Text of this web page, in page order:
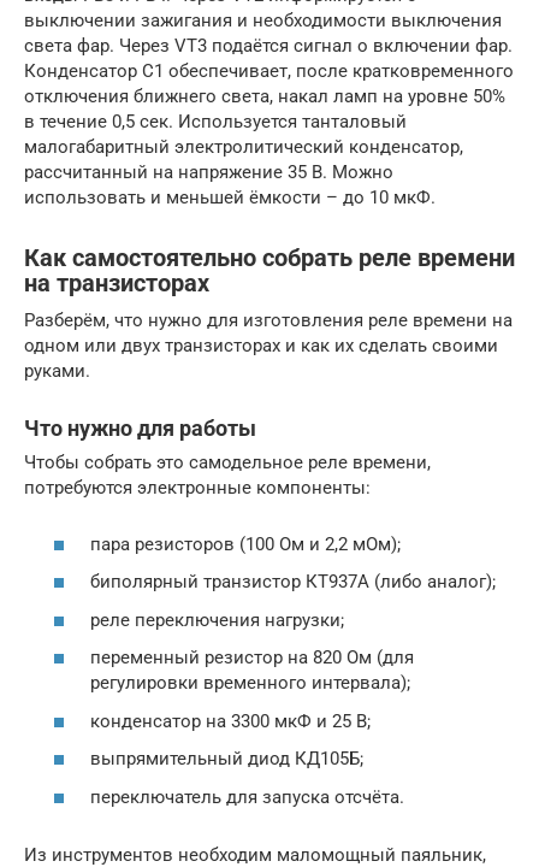
выключении зажигания и необходимости выключения
света фар. Через VT3 подаётся сигнал о включении фар.
Конденсатор C1 обеспечивает, после кратковременного
отключения ближнего света, накал ламп на уровне 50%
в течение 0,5 сек. Используется танталовый
малогабаритный электролитический конденсатор,
рассчитанный на напряжение 35 В. Можно
использовать и меньшей ёмкости – до 10 мкФ.
Как самостоятельно собрать реле времени
на транзисторах
Разберём, что нужно для изготовления реле времени на
одном или двух транзисторах и как их сделать своими
руками.
Что нужно для работы
Чтобы собрать это самодельное реле времени,
потребуются электронные компоненты:
пара резисторов (100 Ом и 2,2 мОм);
биполярный транзистор КТ937А (либо аналог);
реле переключения нагрузки;
переменный резистор на 820 Ом (для
регулировки временного интервала);
конденсатор на 3300 мкФ и 25 В;
выпрямительный диод КД105Б;
переключатель для запуска отсчёта.
Из инструментов необходим маломощный паяльник,